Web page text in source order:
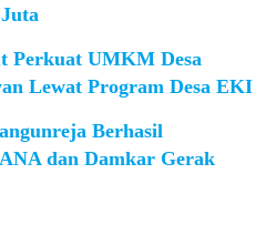
Perkuat UMKM Desa
Lewat Program Desa EKI
Berhasil
dan Damkar Gerak